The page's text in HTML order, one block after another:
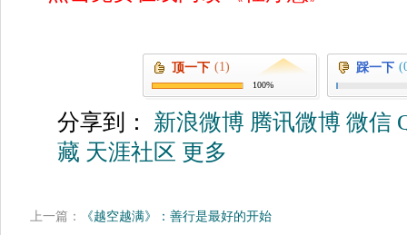
顶一下 (1)
100%
踩一下
分享到： 新浪微博 腾讯微博 微信
藏 天涯社区 更多
上一篇：
《越空越满》：善行是最好的开始